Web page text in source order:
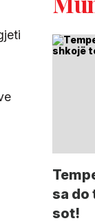
sa do
sot!